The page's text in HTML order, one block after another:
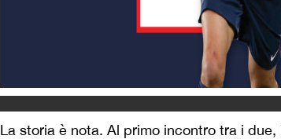
La storia è nota. Al primo incontro tra i